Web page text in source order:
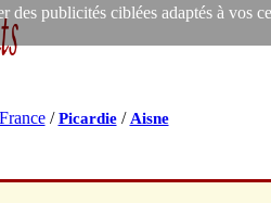
publicités ciblées adaptés à vos
France/Picardie/ Aisne